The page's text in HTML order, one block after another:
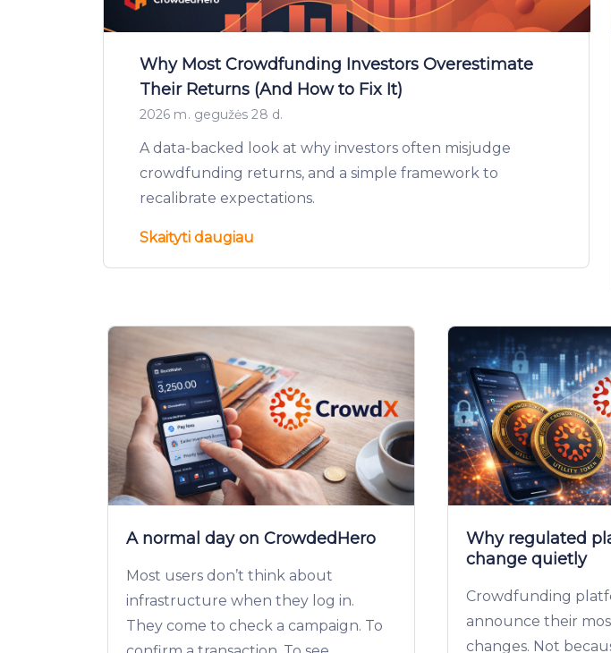
Why Most Crowdfunding Investors Overestimate
Their Returns (And How to Fix It)
2026 m. gegužės 28 d.
A data-backed look at why investors often misjudge
crowdfunding returns, and a simple framework to
recalibrate expectations.
Skaityti daugiau
A normal day on CrowdedHero
Most users don’t think about
infrastructure when they log in.
They come to check a campaign. To
Why regulated
change quietly
Crowdfunding
announce their
changes. Not